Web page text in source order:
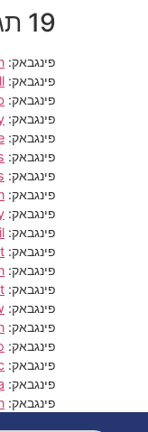
19 תגובות
פינגבאק:
פינגבאק:
פינגבאק:
פינגבאק:
פינגבאק:
פינגבאק:
פינגבאק:
פינגבאק:
פינגבאק:
פינגבאק:
פינגבאק:
פינגבאק:
פינגבאק:
פינגבאק:
פינגבאק:
פינגבאק:
פינגבאק:
פינגבאק:
פינגבאק: